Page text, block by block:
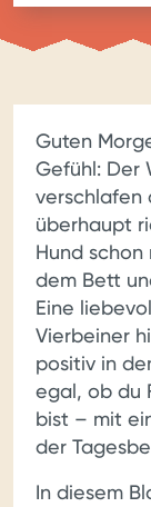
Guten
Gefühl: Der
verschlafen
überhaupt
Hund
dem Bett
Eine
Vierbeiner
positiv in
egal, ob du
bist – mit
der
In diesem